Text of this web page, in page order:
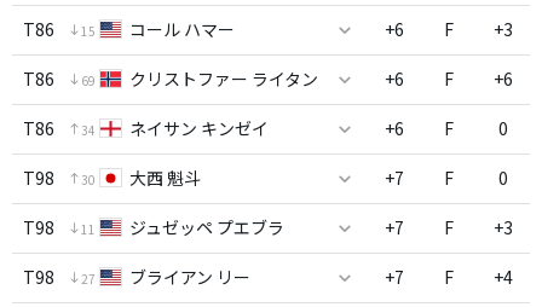
T86 15 コール ハマー +6 F +3
T86 69 クリストファー ライタン +6 F +6
T86 34 ネイサン キンゼイ +6 F 0
T98 30 大西 魁斗 +7 F 0
T98 11 ジュゼッペ プエブラ +7 F +3
T98 27 ブライアン リー +7 F +4